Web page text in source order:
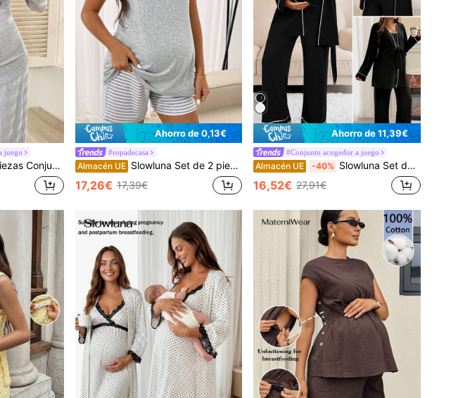
juego
acanalado y pantalones con cintura ajustable para maternidad
Ahorro de 0,13€
#ropadecasa
Almacén UE Slowluna Set de 2 piezas Conjunto informal de verano cómodo y transpirable sin mangas de color contrastante para lactancia
17,26€ 17,39€
Ahorro de 11,39€
#Conjunto acogedor a juego
Almacén UE -40% Slowluna Set de 2 piezas: Pijama de maternidad informal con chaqueta y ribete de contraste
16,52€ 27,91€